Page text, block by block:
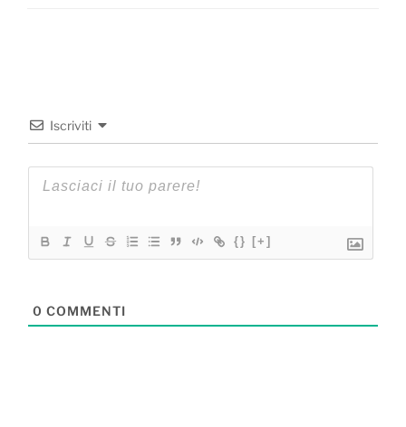
Iscriviti
{} [+]
0 COMMENTI